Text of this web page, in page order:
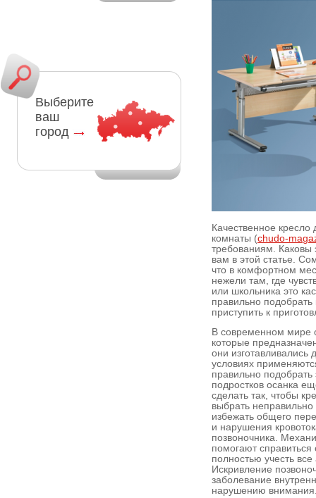
Выберите
ваш
город
Качественное
комнаты (chudo-
требованиям. Каковы
вам в этой статье.
что в комфортном
нежели там, где
или школьника это
правильно подобрать
приступить к
В современном мире
которые
они
условиях
правильно
подростков осанка
сделать так, чтобы
выбрать неправильно
избежать общего
и нарушения
позвоночника.
помогают
полностью учесть
Искривление
заболевание
нарушению